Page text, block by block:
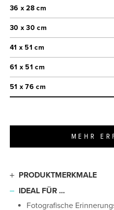
36 x 28 cm
30 x 30 cm
41 x 51 cm
61 x 51 cm
51 x 76 cm
MEHR
PRODUKTMERKMALE
Leinwand in
2/1-Oxford-Gewebe mit
IDEAL FÜR ...
Fotografische